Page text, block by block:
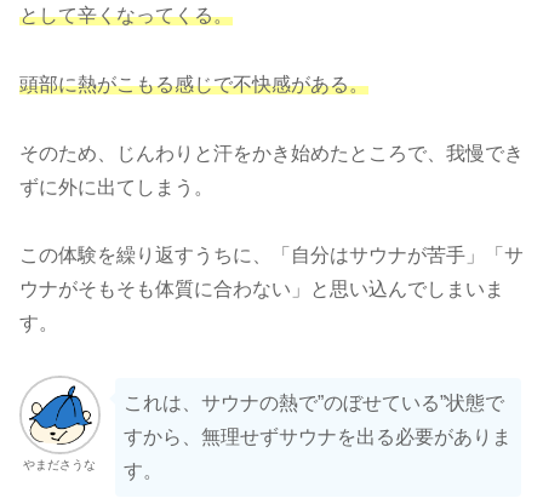
として辛くなってくる。
頭部に熱がこもる感じで不快感がある。
そのため、じんわりと汗をかき始めたところで、我慢でき
ずに外に出てしまう。
この体験を繰り返すうちに、「自分はサウナが苦手」「サ
ウナがそもそも体質に合わない」と思い込んでしまいま
す。
やまださうな
これは、サウナの熱で”のぼせている”状態で
すから、無理せずサウナを出る必要がありま
す。